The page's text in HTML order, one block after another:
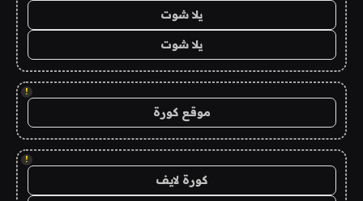
يلا شوت
يلا شوت
!
موقع كورة
!
كورة لايف